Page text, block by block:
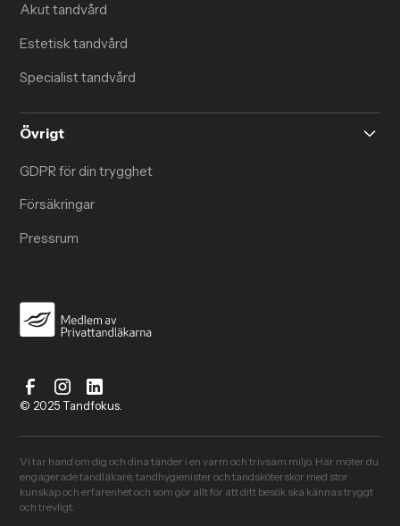
Akut tandvård
Estetisk tandvård
Specialist tandvård
Övrigt
GDPR för din trygghet
Försäkringar
Pressrum
© 2025 Tandfokus.
Vi tar hand om dig och dina tänder i en varm och trivsam miljö. Här möter du
engagerade tandläkare, tandhygienister och tandsköterskor med stor
kunskap och erfarenhet och som gör allt för att ditt besök ska kännas tryggt
och trevligt.